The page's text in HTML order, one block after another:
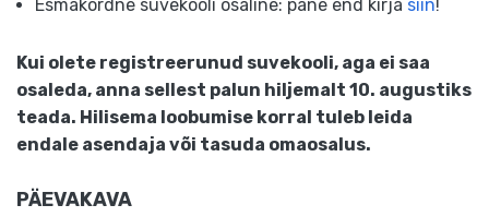
Esmakordne suvekooli osaline: pane end kirja siin!
Kui olete registreerunud suvekooli, aga ei saa
osaleda, anna sellest palun hiljemalt 10. augustiks
teada. Hilisema loobumise korral tuleb leida
endale asendaja või tasuda omaosalus.
PÄEVAKAVA